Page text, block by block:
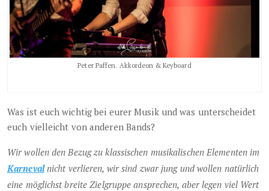
Peter Paffen. Akkordeon & Keyboard
Was ist euch wichtig bei eurer Musik und was unterscheidet
euch vielleicht von anderen Bands?
Wir wollen den Bezug zu klassischen musikalischen Elementen im
Karnevalnicht verlieren, wir sind zwar jung und wollen natürlich
eine möglichst breite Zielgruppe ansprechen, aber legen viel Wert